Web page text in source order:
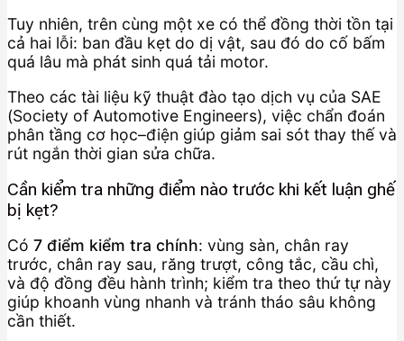
Tuy nhiên, trên cùng một xe có thể đồng thời tồn tại
cả hai lỗi: ban đầu kẹt do dị vật, sau đó do cố bấm
quá lâu mà phát sinh quá tải motor.
Theo các tài liệu kỹ thuật đào tạo dịch vụ của SAE
(Society of Automotive Engineers), việc chẩn đoán
phân tầng cơ học–điện giúp giảm sai sót thay thế và
rút ngắn thời gian sửa chữa.
Cần kiểm tra những điểm nào trước khi kết luận ghế
bị kẹt?
Có 7 điểm kiểm tra chính: vùng sàn, chân ray
trước, chân ray sau, răng trượt, công tắc, cầu chì,
và độ đồng đều hành trình; kiểm tra theo thứ tự này
giúp khoanh vùng nhanh và tránh tháo sâu không
cần thiết.